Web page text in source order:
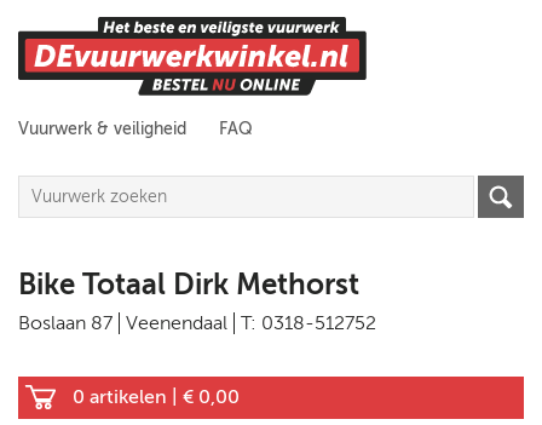
Vuurwerk & veiligheid FAQ
Bike Totaal Dirk Methorst
Boslaan 87 Veenendaal T: 0318-512752
0 artikelen € 0,00